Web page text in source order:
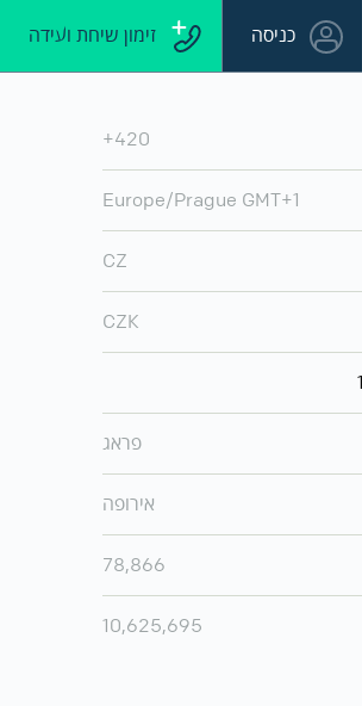
כניסה זימון שיחת ועידה
+420
Europe/Prague GMT+1
CZ
CZK
פראג
אירופה
78,866
10,625,695